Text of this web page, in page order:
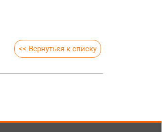
<< Вернуться к списку